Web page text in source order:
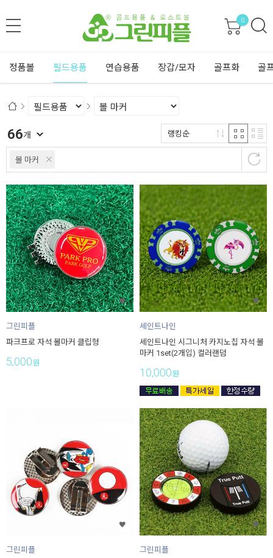
0
정품볼 필드용품 연습용품 장갑/모자 골프화 골
볼 마커
66개 랭킹순
그린피플
파크프로 자석 볼마커 클립형
5,000원
세인트나인
세인트나인 시그니처 카지노칩 자석 볼
마커 1set(2개입) 컬러랜덤
10,000원
그린피플
그린피플